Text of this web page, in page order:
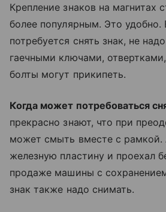
Крепление знаков на магнитах
более популярным. Это удобно.
потребуется снять знак, не
гаечными ключами,
болты могут прикипеть.
Когда может потребоваться
прекрасно знают, что при
может смыть вместе с рамкой.
железную пластину и проехал
продаже машины с
знак также надо снимать.